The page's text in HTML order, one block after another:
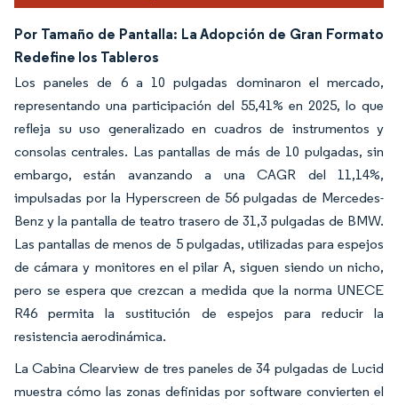
Por Tamaño de Pantalla: La Adopción de Gran Formato
Redefine los Tableros
Los paneles de 6 a 10 pulgadas dominaron el mercado,
representando una participación del 55,41% en 2025, lo que
refleja su uso generalizado en cuadros de instrumentos y
consolas centrales. Las pantallas de más de 10 pulgadas, sin
embargo, están avanzando a una CAGR del 11,14%,
impulsadas por la Hyperscreen de 56 pulgadas de Mercedes-
Benz y la pantalla de teatro trasero de 31,3 pulgadas de BMW.
Las pantallas de menos de 5 pulgadas, utilizadas para espejos
de cámara y monitores en el pilar A, siguen siendo un nicho,
pero se espera que crezcan a medida que la norma UNECE
R46 permita la sustitución de espejos para reducir la
resistencia aerodinámica.
La Cabina Clearview de tres paneles de 34 pulgadas de Lucid
muestra cómo las zonas definidas por software convierten el